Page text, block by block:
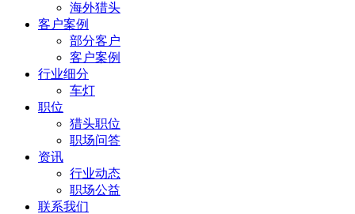
海外猎头
客户案例
部分客户
客户案例
行业细分
车灯
职位
猎头职位
职场问答
资讯
行业动态
职场公益
联系我们